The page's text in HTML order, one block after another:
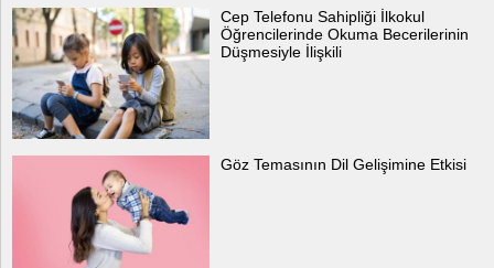
Cep Telefonu Sahipliği İlkokul
Öğrencilerinde Okuma Becerilerinin
Düşmesiyle İlişkili
Göz Temasının Dil Gelişimine Etkisi